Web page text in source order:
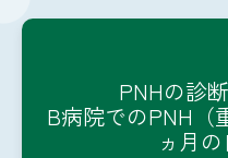
PNHの診
B病院でのPNH（
ヵ月